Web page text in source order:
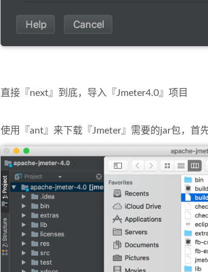
直接『next』到底，导入『Jmeter4.0』项目
使用『ant』来下载『Jmeter』需要的jar包，首